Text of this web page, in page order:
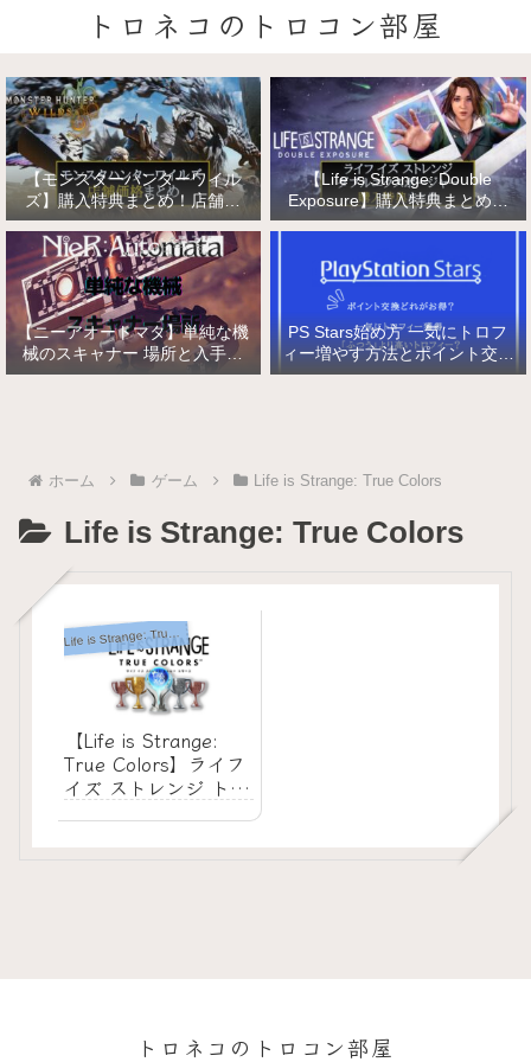
トロネコのトロコン部屋
【モンスターハンターワイル
ズ】購入特典まとめ！店舗特
典・店舗価格比較！
【Life is Strange: Double
Exposure】購入特典まとめ！
店舗特典・店舗価格比較！ライ
スポージャー
【ニーアオートマタ】単純な機
械のスキャナー 場所と入手方
法/複雑な機械と精巧な機械の
PS Stars始め方 一気にトロフ
ィー増やす方法とポイント交換
【PlayStation Stars】
ホーム ゲーム Life is Strange: True Colors
Life is Strange: True Colors
Life is Strange: True Colors
【Life is Strange:
True Colors】ライフ
イズ ストレンジ トゥ
トロネコのトロコン部屋